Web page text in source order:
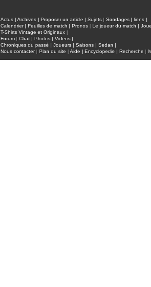
Actus | Archives | Proposer un article | Sujets | Sondages | liens |
Calendrier| Feuilles de match | Pronos | Le joueur du match |
T-Shirts Vintage et Originaux |
Forum | Chat | Photos | Videos |
Chroniques du passé | Joueurs | Saisons | Sedan |
Nous contacter| Plan du site | Aide | Encyclopedie | Recherche |